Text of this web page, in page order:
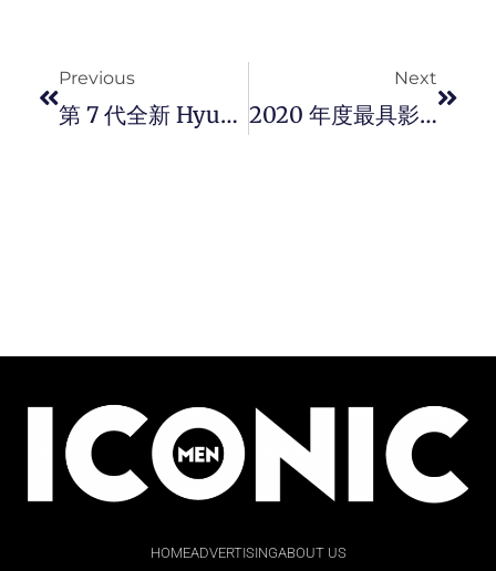
Previous
第 7 代全新 Hyundai Elantra 展现性能以外的时尚科技感。
Next
2020 年度最具影响力时尚男士 – Harry Styles
HOMEADVERTISINGABOUT US